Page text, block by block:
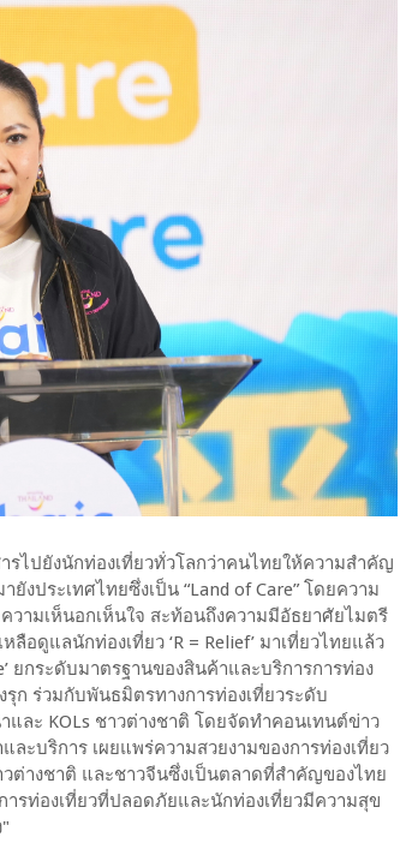
รไปยังนักท่องเที่ยวทั่วโลกว่าคนไทยให้ความสำคัญ
งประเทศไทยซึ่งเป็น “Land of Care” โดยความ
ความเห็นอกเห็นใจ สะท้อนถึงความมีอัธยาศัยไมตรี
อดูแลนักท่องเที่ยว ‘R = Relief’ มาเที่ยวไทยแล้ว
ยกระดับมาตรฐานของสินค้าและบริการการท่อง
ก ร่วมกับพันธมิตรทางการท่องเที่ยวระดับ
ละ KOLs ชาวต่างชาติ โดยจัดทำคอนเทนต์ข่าว
ะบริการ เผยแพร่ความสวยงามของการท่องเที่ยว
ต่างชาติ และชาวจีนซึ่งเป็นตลาดที่สำคัญของไทย
รท่องเที่ยวที่ปลอดภัยและนักท่องเที่ยวมีความสุข